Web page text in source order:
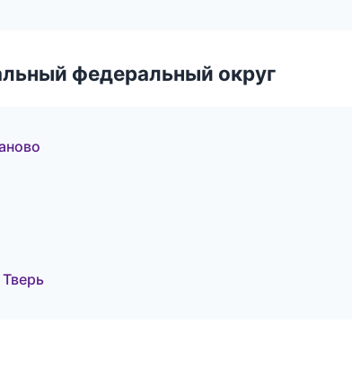
федеральный округ